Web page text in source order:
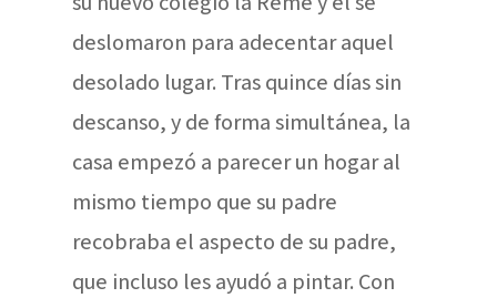
deslomaron para adecentar aquel
desolado lugar. Tras quince días sin
descanso, y de forma simultánea, la
casa empezó a parecer un hogar al
mismo tiempo que su padre
recobraba el aspecto de su padre,
que incluso les ayudó a pintar. Con